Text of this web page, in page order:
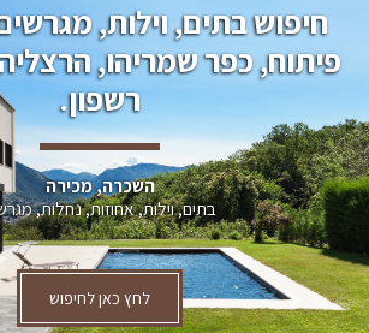
רשפון.
השכרה, מכירה
בתים, וילות, אחוזות, נחלות, מגרשים
לחץ כאן לחיפוש